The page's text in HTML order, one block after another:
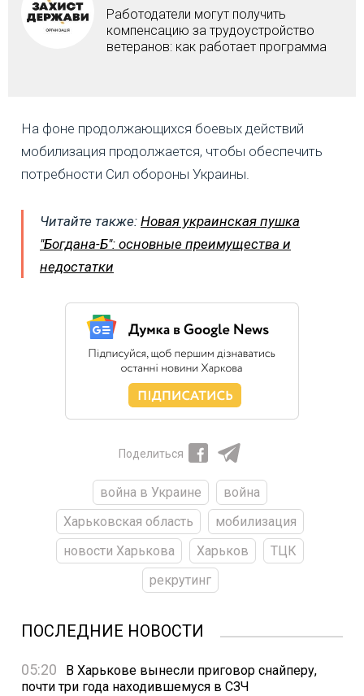
Работодатели могут получить
компенсацию за трудоустройство
ветеранов: как работает программа
На фоне продолжающихся боевых действий
мобилизация продолжается, чтобы обеспечить
потребности Сил обороны Украины.
Читайте также: Новая украинская пушка
"Богдана-Б": основные преимущества и
недостатки
Поделиться
война в Украине
война
Харьковская область
мобилизация
новости Харькова
Харьков
ТЦК
рекрутинг
ПОСЛЕДНИЕ НОВОСТИ
05:20
В Харькове вынесли приговор снайперу,
почти три года находившемуся в СЗЧ